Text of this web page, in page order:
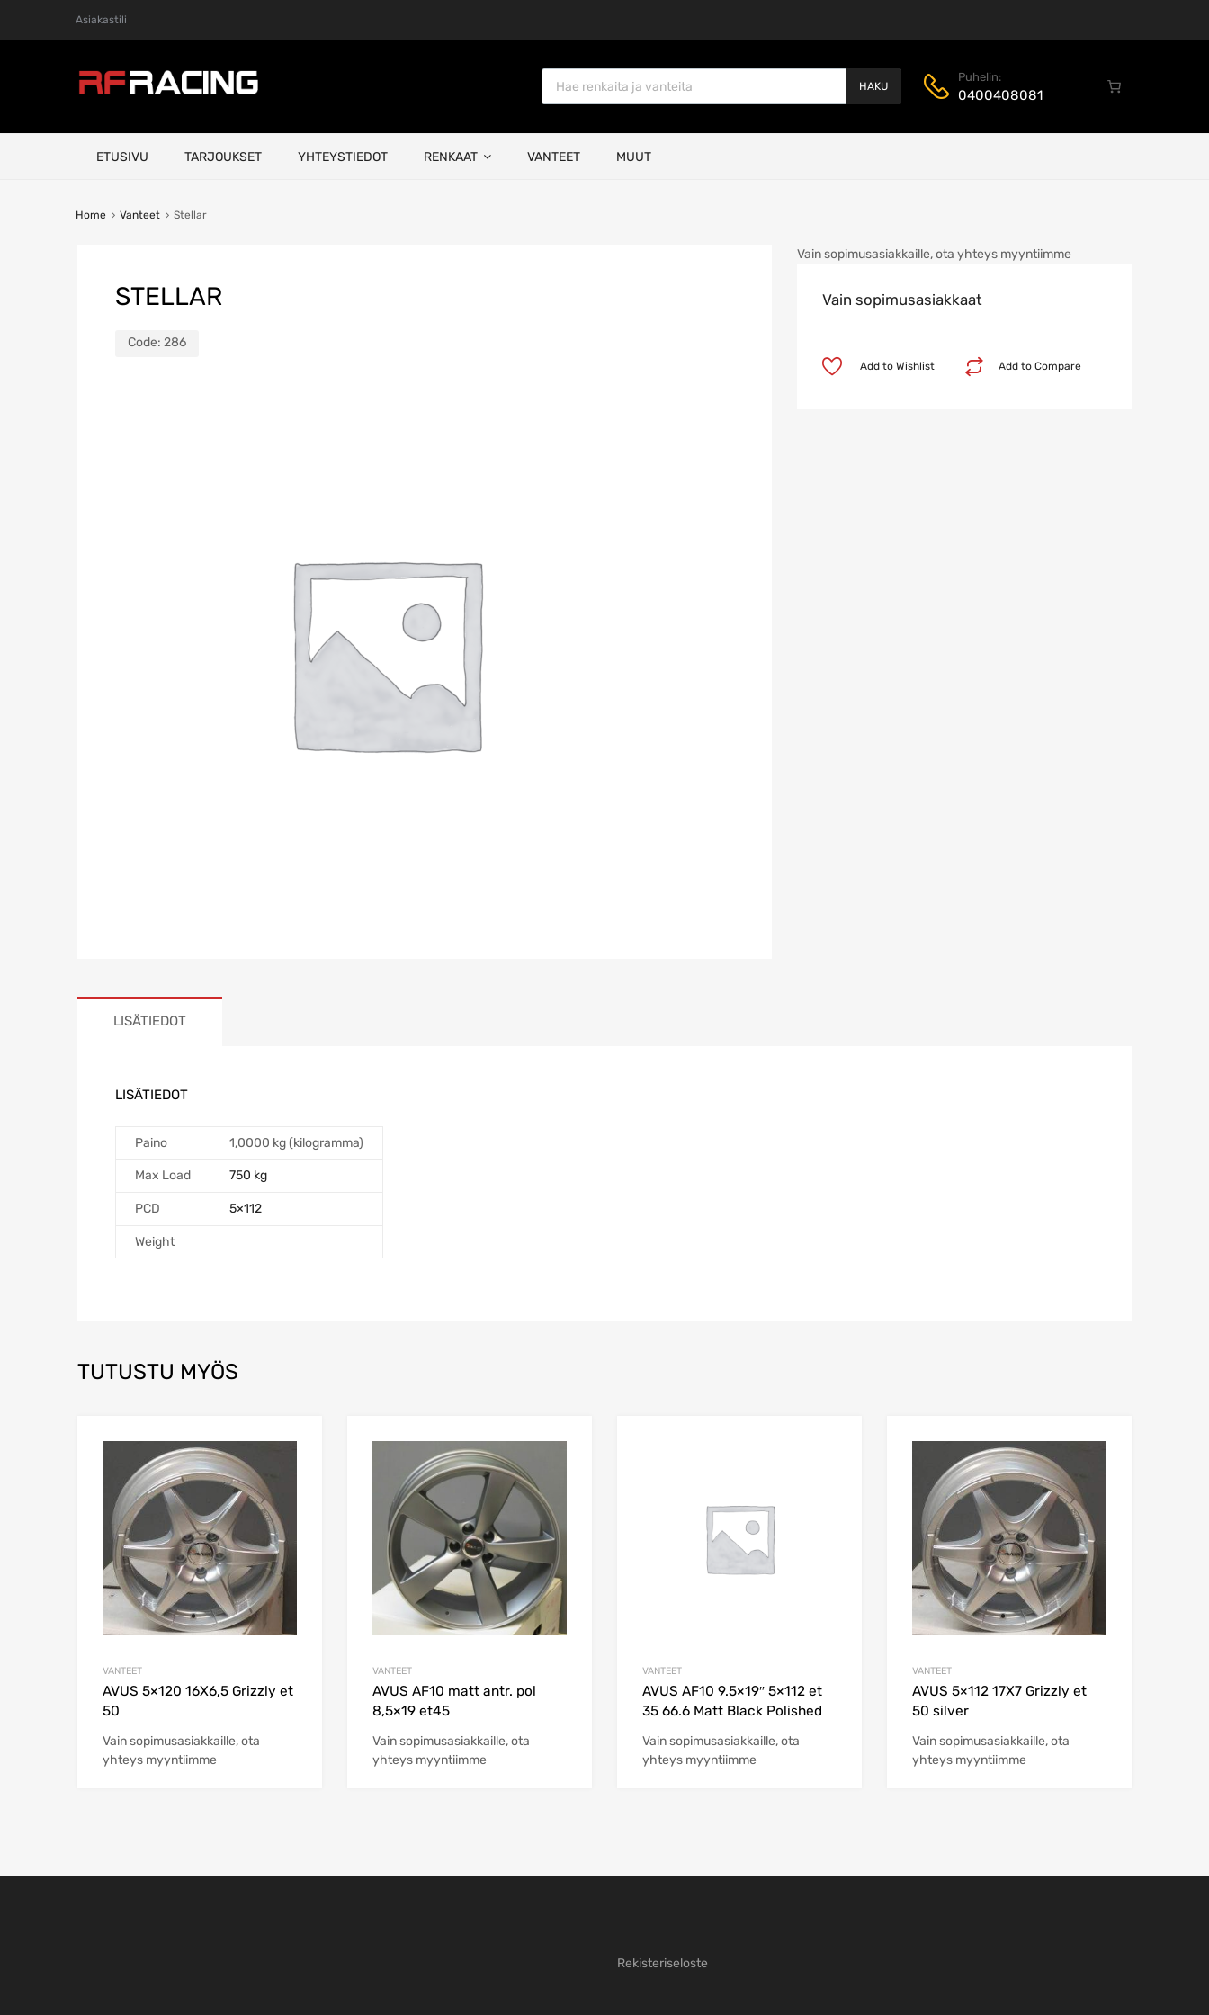
Asiakastili
Products search
HAKU
Puhelin:
0400408081
ETUSIVU TARJOUKSET YHTEYSTIEDOT RENKAAT VANTEET MUUT
Home Vanteet Stellar
STELLAR
Code: 286
Vain sopimusasiakkaille, ota yhteys myyntiimme
Vain sopimusasiakkaat
Add to Compare
Add to Wishlist
LISÄTIEDOT
LISÄTIEDOT
Paino 1,0000 kg (kilogramma)
Max Load 750 kg
PCD 5×112
Weight
TUTUSTU MYÖS
VANTEET
AVUS 5×120 16X6,5 Grizzly et
50
Vain sopimusasiakkaille, ota
yhteys myyntiimme
VANTEET
AVUS AF10 matt antr. pol
8,5×19 et45
Vain sopimusasiakkaille, ota
yhteys myyntiimme
VANTEET
AVUS AF10 9.5×19″ 5×112 et
35 66.6 Matt Black Polished
Vain sopimusasiakkaille, ota
yhteys myyntiimme
VANTEET
AVUS 5×112 17X7 Grizzly et
50 silver
Vain sopimusasiakkaille, ota
yhteys myyntiimme
Rekisteriseloste